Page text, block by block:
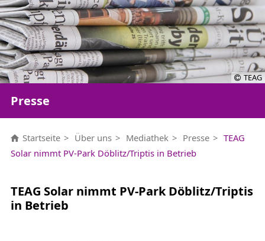
TEAG
Presse
Startseite Über uns Mediathek Presse
TEAG
Solar nimmt PV-Park Döblitz/Triptis in Betrieb
TEAG Solar nimmt PV-Park Döblitz/Triptis
in Betrieb